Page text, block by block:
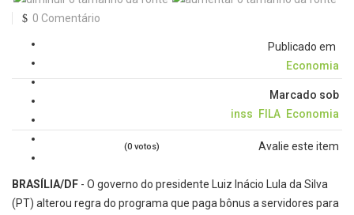
0 Comentário
Publicado em
Economia
Marcado sob
inss
FILA Economia
Avalie este item
(0 votos)
BRASÍLIA/DF - O governo do presidente Luiz Inácio Lula da Silva
(PT) alterou regra do programa que paga bônus a servidores para